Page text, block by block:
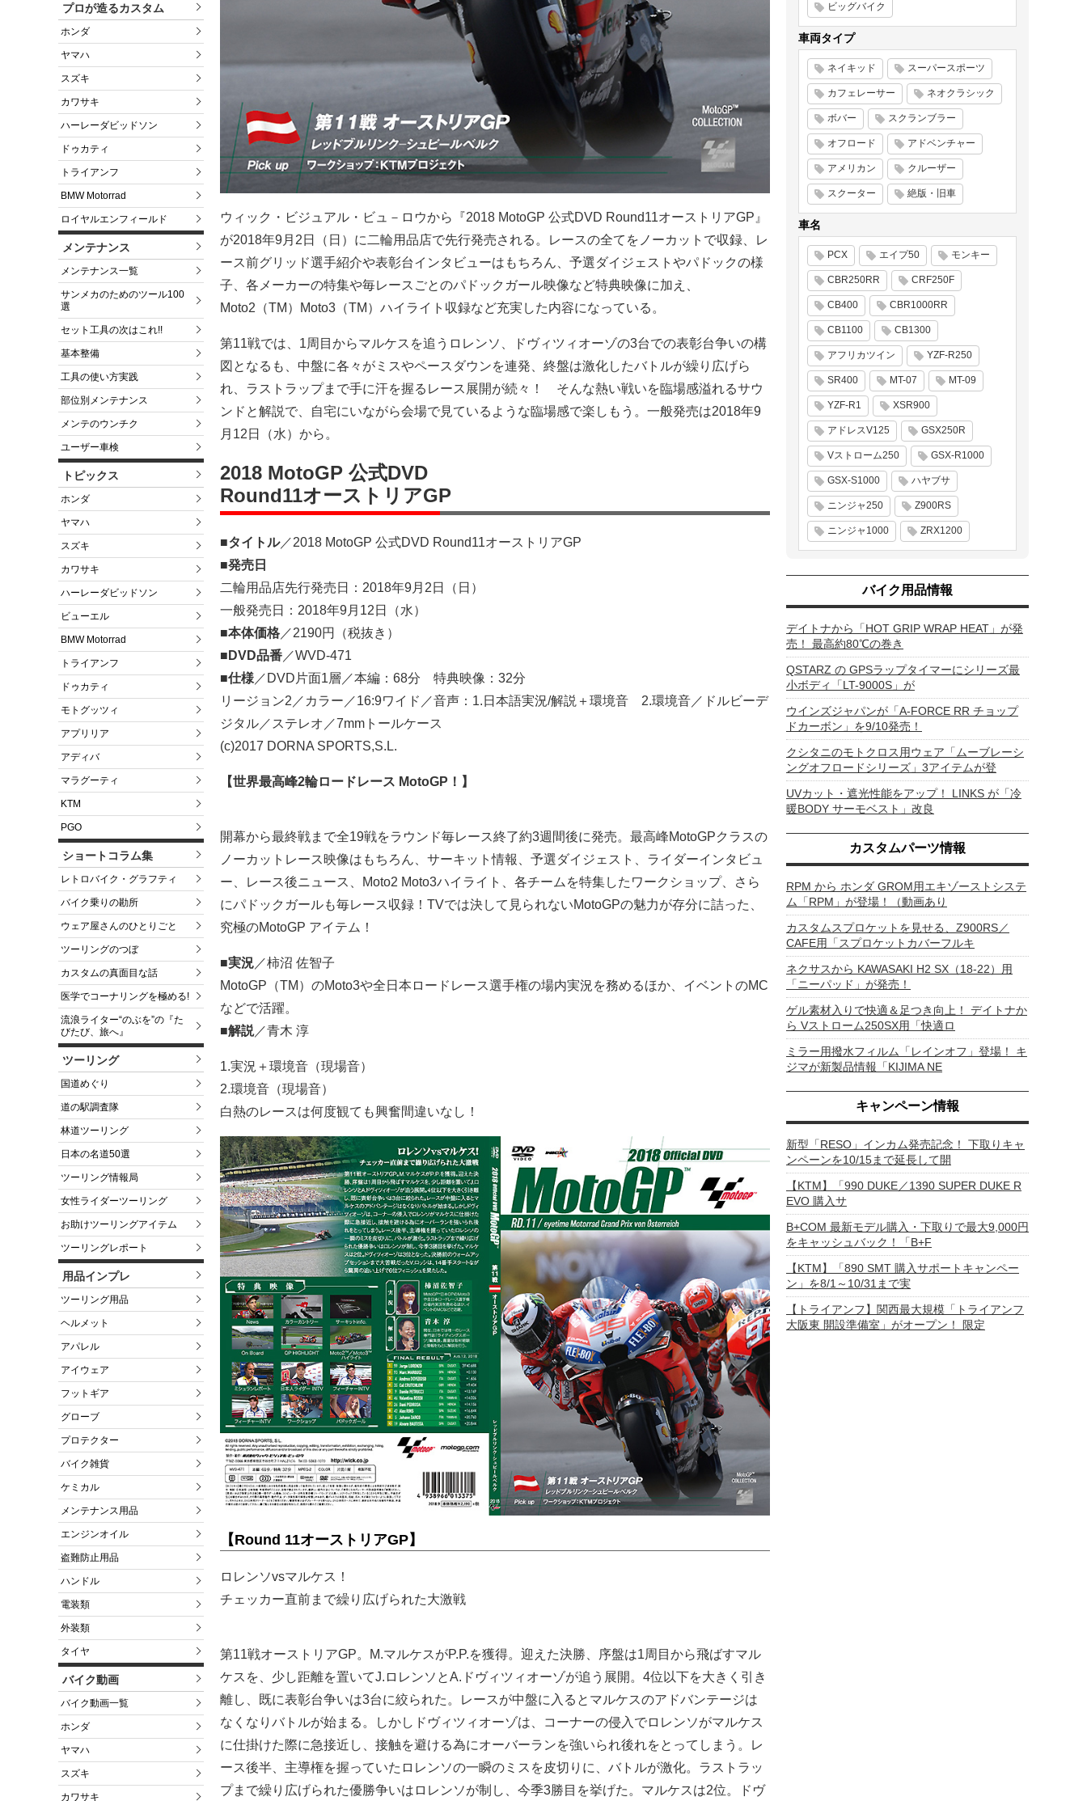
プロが造るカスタム
ホンダ
ヤマハ
スズキ
カワサキ
ハーレーダビッドソン
ドゥカティ
トライアンフ
BMW Motorrad
ロイヤルエンフィールド
メンテナンス
メンテナンス一覧
サンメカのためのツール100
選
セット工具の次はこれ!!
基本整備
工具の使い方実践
部位別メンテナンス
メンテのウンチク
ユーザー車検
トピックス
ホンダ
ヤマハ
スズキ
カワサキ
ハーレーダビッドソン
ビューエル
BMW Motorrad
トライアンフ
ドゥカティ
モトグッツィ
アプリリア
アディバ
マラグーティ
KTM
PGO
ショートコラム集
レトロバイク・グラフティ
バイク乗りの勘所
ウェア屋さんのひとりごと
ツーリングのつぼ
カスタムの真面目な話
医学でコーナリングを極める!
流浪ライター“のぶを”の『た
びたび、旅へ』
ツーリング
国道めぐり
道の駅調査隊
林道ツーリング
日本の名道50選
ツーリング情報局
女性ライダーツーリング
お助けツーリングアイテム
ツーリングレポート
用品インプレ
ツーリング用品
ヘルメット
アパレル
アイウェア
フットギア
グローブ
プロテクター
バイク雑貨
ケミカル
メンテナンス用品
エンジンオイル
盗難防止用品
ハンドル
電装類
外装類
タイヤ
バイク動画
バイク動画一覧
ホンダ
ヤマハ
スズキ
カワサキ
ウィック・ビジュアル・ビュ－ロウから『2018 MotoGP 公式DVD Round11オーストリアGP』
が2018年9月2日（日）に二輪用品店で先行発売される。レースの全てをノーカットで収録、レ
ース前グリッド選手紹介や表彰台インタビューはもちろん、予選ダイジェストやパドックの様
子、各メーカーの特集や毎レースごとのパドックガール映像など特典映像に加え、
Moto2（TM）Moto3（TM）ハイライト収録など充実した内容になっている。
第11戦では、1周目からマルケスを追うロレンソ、ドヴィツィオーゾの3台での表彰台争いの構
図となるも、中盤に各々がミスやペースダウンを連発、終盤は激化したバトルが繰り広げら
れ、ラストラップまで手に汗を握るレース展開が続々！ そんな熱い戦いを臨場感溢れるサウ
ンドと解説で、自宅にいながら会場で見ているような臨場感で楽しもう。一般発売は2018年9
月12日（水）から。
2018 MotoGP 公式DVD
Round11オーストリアGP
■タイトル／2018 MotoGP 公式DVD Round11オーストリアGP
■発売日
二輪用品店先行発売日：2018年9月2日（日）
一般発売日：2018年9月12日（水）
■本体価格 ／2190円（税抜き）
■DVD品番 ／WVD-471
■仕様 ／DVD片面1層／本編：68分 特典映像：32分
リージョン2／カラー／16:9ワイド／音声：1.日本語実況/解説＋環境音 2.環境音／ドルビーデ
ジタル／ステレオ／7mmトールケース
(c)2017 DORNA SPORTS,S.L.
【世界最高峰2輪ロードレース MotoGP！】
開幕から最終戦まで全19戦をラウンド毎レース終了約3週間後に発売。最高峰MotoGPクラスの
ノーカットレース映像はもちろん、サーキット情報、予選ダイジェスト、ライダーインタビュ
ー、レース後ニュース、Moto2 Moto3ハイライト、各チームを特集したワークショップ、さら
にパドックガールも毎レース収録！TVでは決して見られないMotoGPの魅力が存分に詰った、
究極のMotoGP アイテム！
■実況 ／柿沼 佐智子
MotoGP（TM）のMoto3や全日本ロードレース選手権の場内実況を務めるほか、イベントのMC
などで活躍。
■解説／青木 淳
1.実況＋環境音（現場音）
2.環境音（現場音）
白熱のレースは何度観ても興奮間違いなし！
【Round 11オーストリアGP】
ロレンソvsマルケス！
チェッカー直前まで繰り広げられた大激戦
第11戦オーストリアGP。M.マルケスがP.P.を獲得。迎えた決勝、序盤は1周目から飛ばすマル
ケスを、少し距離を置いてJ.ロレンソとA.ドヴィツィオーゾが追う展開。4位以下を大きく引き
離し、既に表彰台争いは3台に絞られた。レースが中盤に入るとマルケスのアドバンテージは
なくなりバトルが始まる。しかしドヴィツィオーゾは、コーナーの侵入でロレンソがマルケス
に仕掛けた際に急接近し、接触を避ける為にオーバーランを強いられ後れをとってしまう。レ
ース後半、主導権を握っていたロレンソの一瞬のミスを皮切りに、バトルが激化。ラストラッ
プまで繰り広げられた優勝争いはロレンソが制し、今季3勝目を挙げた。マルケスは2位。ドヴ
ビッグバイク
車両タイプ
ネイキッド スーパースポーツ
カフェレーサー ネオクラシック
ボバー スクランブラー
オフロード アドベンチャー
アメリカン クルーザー
スクーター 絶版・旧車
車名
PCX エイプ50 モンキー
CBR250RR CRF250F
CB400 CBR1000RR
CB1100 CB1300
アフリカツイン YZF-R250
SR400 MT-07 MT-09
YZF-R1 XSR900
アドレスV125 GSX250R
Vストローム250 GSX-R1000
GSX-S1000 ハヤブサ
ニンジャ250 Z900RS
ニンジャ1000 ZRX1200
バイク用品情報
デイトナから「HOT GRIP WRAP HEAT」が発
売！ 最高約80℃の巻き
QSTARZ の GPSラップタイマーにシリーズ最
小ボディ「LT-9000S」が
ウインズジャパンが「A-FORCE RR チョップ
ドカーボン」を9/10発売！
クシタニのモトクロス用ウェア「ムーブレーシ
ングオフロードシリーズ」3アイテムが登
UVカット・遮光性能をアップ！ LINKS が「冷
暖BODY サーモベスト」改良
カスタムパーツ情報
RPM から ホンダ GROM用エキゾーストシステ
ム「RPM」が登場！（動画あり
カスタムスプロケットを見せる、Z900RS／
CAFE用「スプロケットカバーフルキ
ネクサスから KAWASAKI H2 SX（18-22）用
「ニーパッド」が発売！
ゲル素材入りで快適＆足つき向上！ デイトナか
ら Vストローム250SX用「快適ロ
ミラー用撥水フィルム「レインオフ」登場！ キ
ジマが新製品情報「KIJIMA NE
キャンペーン情報
新型「RESO」インカム発売記念！ 下取りキャ
ンペーンを10/15まで延長して開
【KTM】「990 DUKE／1390 SUPER DUKE R
EVO 購入サ
B+COM 最新モデル購入・下取りで最大9,000円
をキャッシュバック！「B+F
【KTM】「890 SMT 購入サポートキャンペー
ン」を8/1～10/31まで実
【トライアンフ】関西最大規模「トライアンフ
大阪東 開設準備室」がオープン！ 限定